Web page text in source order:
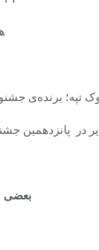
تپه؛ برنده‌ى
در پانزدهمین
بعضى